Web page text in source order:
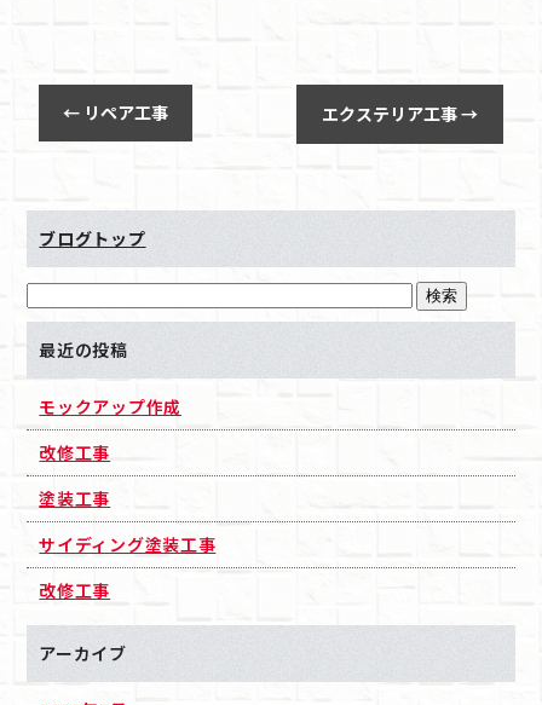
← リペア工事 エクステリア工事→
ブログトップ
最近の投稿
モックアップ作成
改修工事
塗装工事
サイディング塗装工事
改修工事
アーカイブ